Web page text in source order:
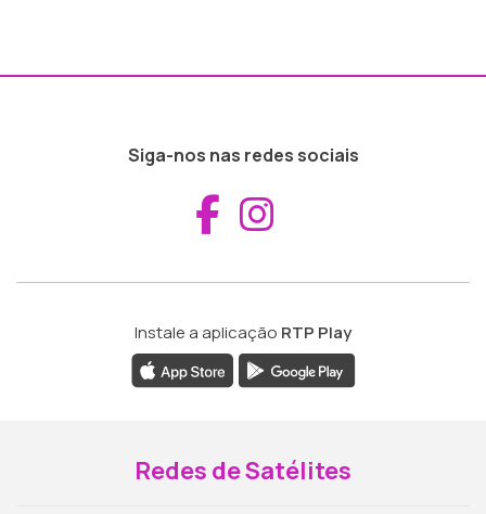
Siga-nos nas redes sociais
Aceder ao
Instale a aplicação RTP Play
Redes de Satélites